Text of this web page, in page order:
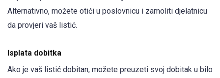
Alternativno, možete otići u poslovnicu i zamoliti djelatnicu
da provjeri vaš listić.
Isplata dobitka
Ako je vaš listić dobitan, možete preuzeti svoj dobitak u bilo